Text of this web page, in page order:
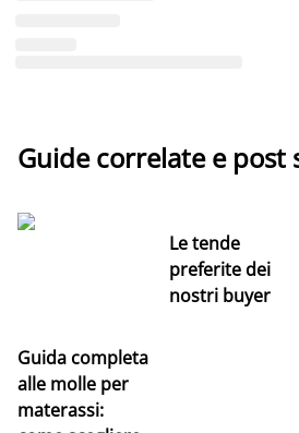
Guide correlate e post
Guida completa
alle molle per
materassi:
Le tende
preferite dei
nostri buyer